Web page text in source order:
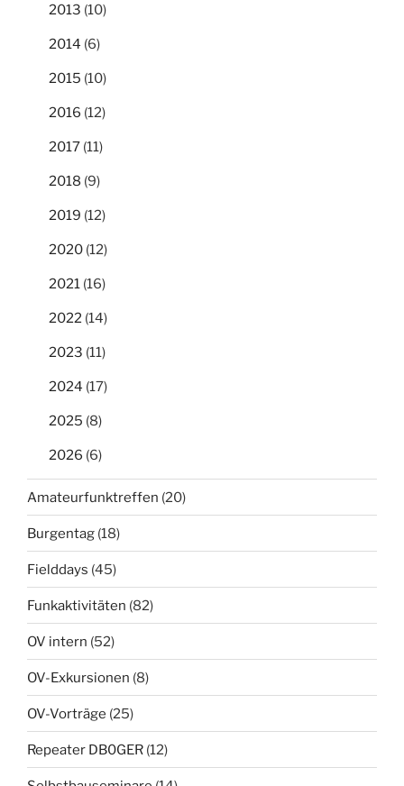
2013 (10)
2014 (6)
2015 (10)
2016 (12)
2017 (11)
2018 (9)
2019 (12)
2020 (12)
2021 (16)
2022 (14)
2023 (11)
2024 (17)
2025 (8)
2026 (6)
Amateurfunktreffen (20)
Burgentag (18)
Fielddays (45)
Funkaktivitäten (82)
OV intern (52)
OV-Exkursionen (8)
OV-Vorträge (25)
Repeater DB0GER (12)